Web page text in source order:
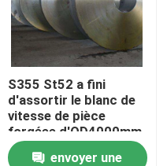
S355 St52 a fini
d'assortir le blanc de
vitesse de pièce
forgéee d'OD4000mm
envoyer une